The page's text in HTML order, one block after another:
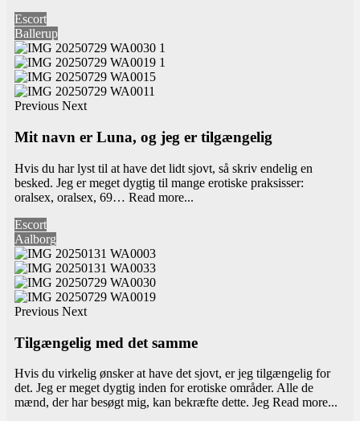
Escort
Ballerup
Previous Next
Mit navn er Luna, og jeg er tilgængelig
Hvis du har lyst til at have det lidt sjovt, så skriv endelig en
besked. Jeg er meget dygtig til mange erotiske praksisser:
oralsex, oralsex, 69… Read more...
Escort
Aalborg
Previous Next
Tilgængelig med det samme
Hvis du virkelig ønsker at have det sjovt, er jeg tilgængelig for
det. Jeg er meget dygtig inden for erotiske områder. Alle de
mænd, der har besøgt mig, kan bekræfte dette. Jeg Read more...